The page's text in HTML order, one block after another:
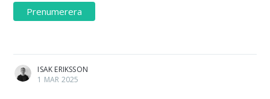
ISAK ERIKSSON
1 MAR 2025